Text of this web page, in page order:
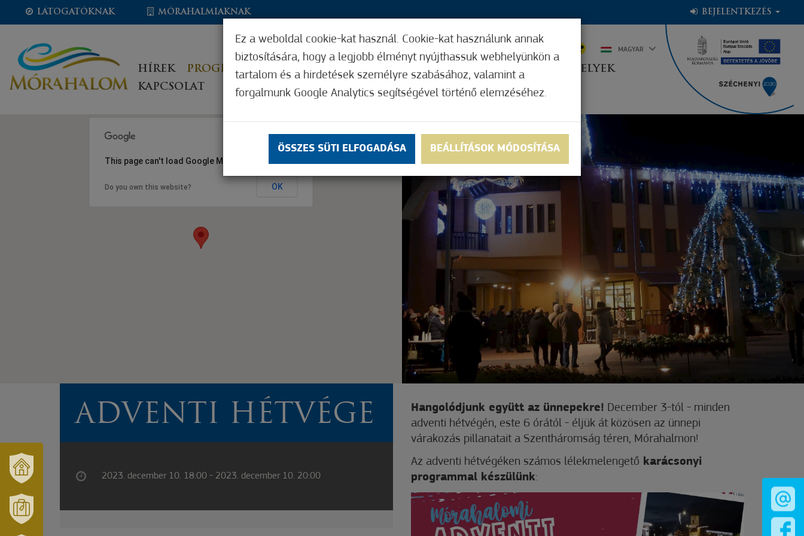
ÉS
TÉRSÉGÜNK
LÁTOGATÓKNAK MÓRAHALMIAKNAK BEJELENTKEZÉS
HÍREK PROGRAMOK ÍGY MŰKÖDIK HASZNOS FUNKCIÓK
ELFOGADÓHELYEK
KAPCSOLAT
MAGYAR
This page can't load Google Maps correctly.
Do you own this website? OK
Nem értékelt
ADVENTI HÉTVÉGE
2023. december 10. 18:00 - 2023. december 10. 20:00
Hangolódjunk együtt az ünnepekre! December 3-tól - minden
adventi hétvégén, este 6 órától - éljük át közösen az ünnepi
várakozás pillanatait a Szentháromság téren, Mórahalmon!
Az adventi hétvégéken számos lélekmelengető karácsonyi
programmal készülünk:
Ez a weboldal cookie-kat használ. Cookie-kat használunk annak
biztosítására, hogy a legjobb élményt nyújthassuk webhelyünkön a
tartalom és a hirdetések személyre szabásához, valamint a
forgalmunk Google Analytics segítségével történő elemzéséhez.
ÖSSZES SÜTI ELFOGADÁSA BEÁLLÍTÁSOK MÓDOSÍTÁSA